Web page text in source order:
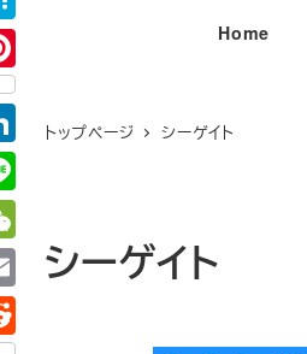
ツ
へ
移
動
Home
トップページ シーゲイト
シーゲイト